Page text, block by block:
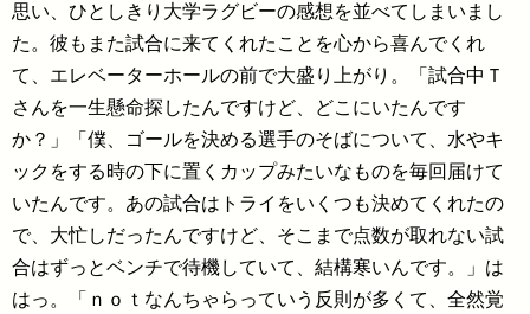
思い、ひとしきり大学ラグビーの感想を並べてしまいまし
た。彼もまた試合に来てくれたことを心から喜んでくれ
て、エレベーターホールの前で大盛り上がり。「試合中Ｔ
さんを一生懸命探したんですけど、どこにいたんです
か？」「僕、ゴールを決める選手のそばについて、水やキ
ックをする時の下に置くカップみたいなものを毎回届けて
いたんです。あの試合はトライをいくつも決めてくれたの
で、大忙しだったんですけど、そこまで点数が取れない試
合はずっとベンチで待機していて、結構寒いんです。」は
はっ。「ｎｏｔなんちゃらっていう反則が多くて、全然覚